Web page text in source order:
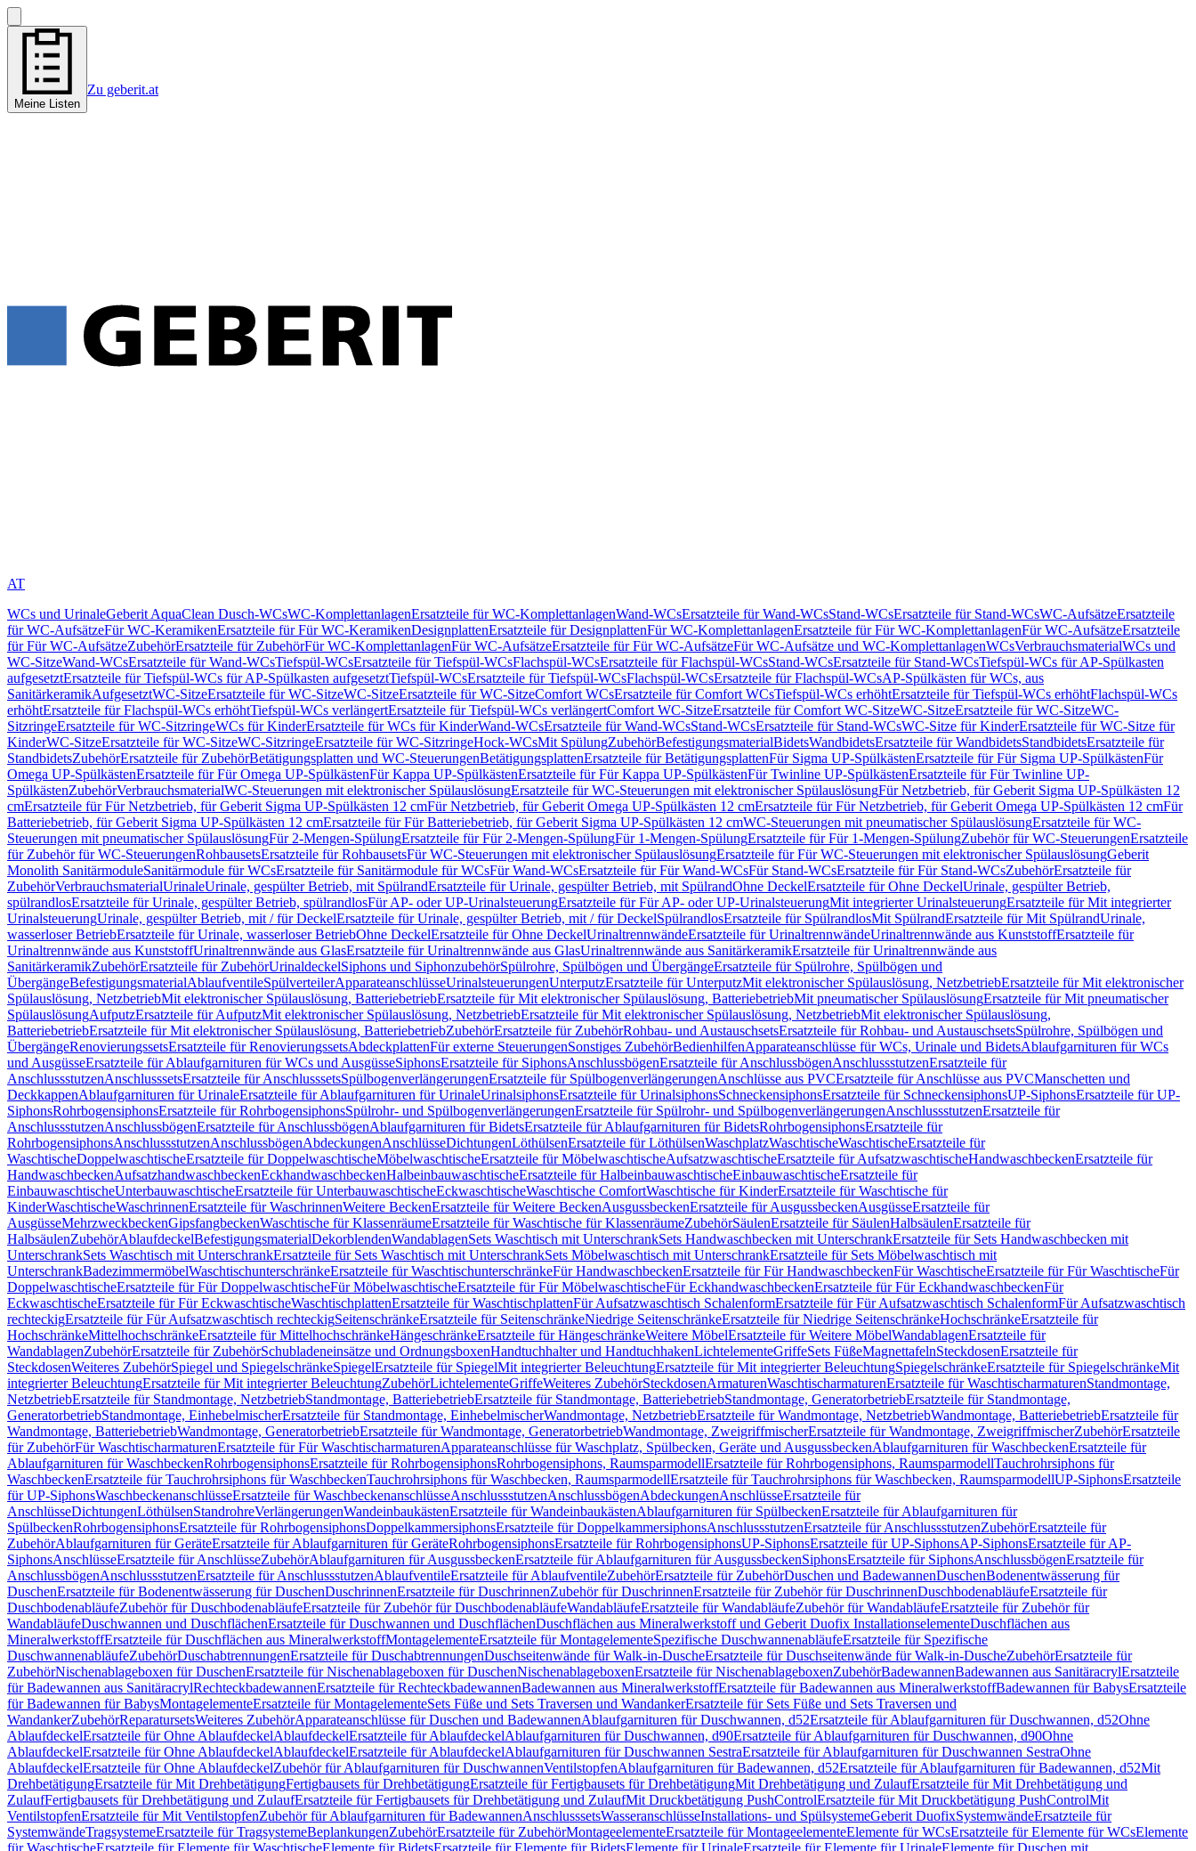
Meine Listen
Zu geberit.at
AT
WCs und UrinaleGeberit AquaClean Dusch-WCsWC-KomplettanlagenErsatzteile für WC-KomplettanlagenWand-WCsErsatzteile für Wand-WCsStand-WCsErsatzteile für Stand-WCsWC-AufsätzeErsatzteile
für WC-AufsätzeFür WC-KeramikenErsatzteile für Für WC-KeramikenDesignplattenErsatzteile für DesignplattenFür WC-KomplettanlagenErsatzteile für Für WC-KomplettanlagenFür WC-AufsätzeErsatzteile
für Für WC-AufsätzeZubehörErsatzteile für ZubehörFür WC-KomplettanlagenFür WC-AufsätzeErsatzteile für Für WC-AufsätzeFür WC-Aufsätze und WC-KomplettanlagenWCsVerbrauchsmaterialWCs und
WC-SitzeWand-WCsErsatzteile für Wand-WCsTiefspül-WCsErsatzteile für Tiefspül-WCsFlachspül-WCsErsatzteile für Flachspül-WCsStand-WCsErsatzteile für Stand-WCsTiefspül-WCs für AP-Spülkasten
aufgesetztErsatzteile für Tiefspül-WCs für AP-Spülkasten aufgesetztTiefspül-WCsErsatzteile für Tiefspül-WCsFlachspül-WCsErsatzteile für Flachspül-WCsAP-Spülkästen für WCs, aus
SanitärkeramikAufgesetztWC-SitzeErsatzteile für WC-SitzeWC-SitzeErsatzteile für WC-SitzeComfort WCsErsatzteile für Comfort WCsTiefspül-WCs erhöhtErsatzteile für Tiefspül-WCs erhöhtFlachspül-WCs
erhöhtErsatzteile für Flachspül-WCs erhöhtTiefspül-WCs verlängertErsatzteile für Tiefspül-WCs verlängertComfort WC-SitzeErsatzteile für Comfort WC-SitzeWC-SitzeErsatzteile für WC-SitzeWC-
SitzringeErsatzteile für WC-SitzringeWCs für KinderErsatzteile für WCs für KinderWand-WCsErsatzteile für Wand-WCsStand-WCsErsatzteile für Stand-WCsWC-Sitze für KinderErsatzteile für WC-Sitze für
KinderWC-SitzeErsatzteile für WC-SitzeWC-SitzringeErsatzteile für WC-SitzringeHock-WCsMit SpülungZubehörBefestigungsmaterialBidetsWandbidetsErsatzteile für WandbidetsStandbidetsErsatzteile für
StandbidetsZubehörErsatzteile für ZubehörBetätigungsplatten und WC-SteuerungenBetätigungsplattenErsatzteile für BetätigungsplattenFür Sigma UP-SpülkästenErsatzteile für Für Sigma UP-SpülkästenFür
Omega UP-SpülkästenErsatzteile für Für Omega UP-SpülkästenFür Kappa UP-SpülkästenErsatzteile für Für Kappa UP-SpülkästenFür Twinline UP-SpülkästenErsatzteile für Für Twinline UP-
SpülkästenZubehörVerbrauchsmaterialWC-Steuerungen mit elektronischer SpülauslösungErsatzteile für WC-Steuerungen mit elektronischer SpülauslösungFür Netzbetrieb, für Geberit Sigma UP-Spülkästen 12
cmErsatzteile für Für Netzbetrieb, für Geberit Sigma UP-Spülkästen 12 cmFür Netzbetrieb, für Geberit Omega UP-Spülkästen 12 cmErsatzteile für Für Netzbetrieb, für Geberit Omega UP-Spülkästen 12 cmFür
Batteriebetrieb, für Geberit Sigma UP-Spülkästen 12 cmErsatzteile für Für Batteriebetrieb, für Geberit Sigma UP-Spülkästen 12 cmWC-Steuerungen mit pneumatischer SpülauslösungErsatzteile für WC-
Steuerungen mit pneumatischer SpülauslösungFür 2-Mengen-SpülungErsatzteile für Für 2-Mengen-SpülungFür 1-Mengen-SpülungErsatzteile für Für 1-Mengen-SpülungZubehör für WC-SteuerungenErsatzteile
für Zubehör für WC-SteuerungenRohbausetsErsatzteile für RohbausetsFür WC-Steuerungen mit elektronischer SpülauslösungErsatzteile für Für WC-Steuerungen mit elektronischer SpülauslösungGeberit
Monolith SanitärmoduleSanitärmodule für WCsErsatzteile für Sanitärmodule für WCsFür Wand-WCsErsatzteile für Für Wand-WCsFür Stand-WCsErsatzteile für Für Stand-WCsZubehörErsatzteile für
ZubehörVerbrauchsmaterialUrinaleUrinale, gespülter Betrieb, mit SpülrandErsatzteile für Urinale, gespülter Betrieb, mit SpülrandOhne DeckelErsatzteile für Ohne DeckelUrinale, gespülter Betrieb,
spülrandlosErsatzteile für Urinale, gespülter Betrieb, spülrandlosFür AP- oder UP-UrinalsteuerungErsatzteile für Für AP- oder UP-UrinalsteuerungMit integrierter UrinalsteuerungErsatzteile für Mit integrierter
UrinalsteuerungUrinale, gespülter Betrieb, mit / für DeckelErsatzteile für Urinale, gespülter Betrieb, mit / für DeckelSpülrandlosErsatzteile für SpülrandlosMit SpülrandErsatzteile für Mit SpülrandUrinale,
wasserloser BetriebErsatzteile für Urinale, wasserloser BetriebOhne DeckelErsatzteile für Ohne DeckelUrinaltrennwändeErsatzteile für UrinaltrennwändeUrinaltrennwände aus KunststoffErsatzteile für
Urinaltrennwände aus KunststoffUrinaltrennwände aus GlasErsatzteile für Urinaltrennwände aus GlasUrinaltrennwände aus SanitärkeramikErsatzteile für Urinaltrennwände aus
SanitärkeramikZubehörErsatzteile für ZubehörUrinaldeckelSiphons und SiphonzubehörSpülrohre, Spülbögen und ÜbergängeErsatzteile für Spülrohre, Spülbögen und
ÜbergängeBefestigungsmaterialAblaufventileSpülverteilerApparateanschlüsseUrinalsteuerungenUnterputzErsatzteile für UnterputzMit elektronischer Spülauslösung, NetzbetriebErsatzteile für Mit elektronischer
Spülauslösung, NetzbetriebMit elektronischer Spülauslösung, BatteriebetriebErsatzteile für Mit elektronischer Spülauslösung, BatteriebetriebMit pneumatischer SpülauslösungErsatzteile für Mit pneumatischer
SpülauslösungAufputzErsatzteile für AufputzMit elektronischer Spülauslösung, NetzbetriebErsatzteile für Mit elektronischer Spülauslösung, NetzbetriebMit elektronischer Spülauslösung,
BatteriebetriebErsatzteile für Mit elektronischer Spülauslösung, BatteriebetriebZubehörErsatzteile für ZubehörRohbau- und AustauschsetsErsatzteile für Rohbau- und AustauschsetsSpülrohre, Spülbögen und
ÜbergängeRenovierungssetsErsatzteile für RenovierungssetsAbdeckplattenFür externe SteuerungenSonstiges ZubehörBedienhilfenApparateanschlüsse für WCs, Urinale und BidetsAblaufgarnituren für WCs
und AusgüsseErsatzteile für Ablaufgarnituren für WCs und AusgüsseSiphonsErsatzteile für SiphonsAnschlussbögenErsatzteile für AnschlussbögenAnschlussstutzenErsatzteile für
AnschlussstutzenAnschlusssetsErsatzteile für AnschlusssetsSpülbogenverlängerungenErsatzteile für SpülbogenverlängerungenAnschlüsse aus PVCErsatzteile für Anschlüsse aus PVCManschetten und
DeckkappenAblaufgarnituren für UrinaleErsatzteile für Ablaufgarnituren für UrinaleUrinalsiphonsErsatzteile für UrinalsiphonsSchneckensiphonsErsatzteile für SchneckensiphonsUP-SiphonsErsatzteile für UP-
SiphonsRohrbogensiphonsErsatzteile für RohrbogensiphonsSpülrohr- und SpülbogenverlängerungenErsatzteile für Spülrohr- und SpülbogenverlängerungenAnschlussstutzenErsatzteile für
AnschlussstutzenAnschlussbögenErsatzteile für AnschlussbögenAblaufgarnituren für BidetsErsatzteile für Ablaufgarnituren für BidetsRohrbogensiphonsErsatzteile für
RohrbogensiphonsAnschlussstutzenAnschlussbögenAbdeckungenAnschlüsseDichtungenLöthülsenErsatzteile für LöthülsenWaschplatzWaschtischeWaschtischeErsatzteile für
WaschtischeDoppelwaschtischeErsatzteile für DoppelwaschtischeMöbelwaschtischeErsatzteile für MöbelwaschtischeAufsatzwaschtischeErsatzteile für AufsatzwaschtischeHandwaschbeckenErsatzteile für
HandwaschbeckenAufsatzhandwaschbeckenEckhandwaschbeckenHalbeinbauwaschtischeErsatzteile für HalbeinbauwaschtischeEinbauwaschtischeErsatzteile für
EinbauwaschtischeUnterbauwaschtischeErsatzteile für UnterbauwaschtischeEckwaschtischeWaschtische ComfortWaschtische für KinderErsatzteile für Waschtische für
KinderWaschtischeWaschrinnenErsatzteile für WaschrinnenWeitere BeckenErsatzteile für Weitere BeckenAusgussbeckenErsatzteile für AusgussbeckenAusgüsseErsatzteile für
AusgüsseMehrzweckbeckenGipsfangbeckenWaschtische für KlassenräumeErsatzteile für Waschtische für KlassenräumeZubehörSäulenErsatzteile für SäulenHalbsäulenErsatzteile für
HalbsäulenZubehörAblaufdeckelBefestigungsmaterialDekorblendenWandablagenSets Waschtisch mit UnterschrankSets Handwaschbecken mit UnterschrankErsatzteile für Sets Handwaschbecken mit
UnterschrankSets Waschtisch mit UnterschrankErsatzteile für Sets Waschtisch mit UnterschrankSets Möbelwaschtisch mit UnterschrankErsatzteile für Sets Möbelwaschtisch mit
UnterschrankBadezimmermöbelWaschtischunterschränkeErsatzteile für WaschtischunterschränkeFür HandwaschbeckenErsatzteile für Für HandwaschbeckenFür WaschtischeErsatzteile für Für WaschtischeFür
DoppelwaschtischeErsatzteile für Für DoppelwaschtischeFür MöbelwaschtischeErsatzteile für Für MöbelwaschtischeFür EckhandwaschbeckenErsatzteile für Für EckhandwaschbeckenFür
EckwaschtischeErsatzteile für Für EckwaschtischeWaschtischplattenErsatzteile für WaschtischplattenFür Aufsatzwaschtisch SchalenformErsatzteile für Für Aufsatzwaschtisch SchalenformFür Aufsatzwaschtisch
rechteckigErsatzteile für Für Aufsatzwaschtisch rechteckigSeitenschränkeErsatzteile für SeitenschränkeNiedrige SeitenschränkeErsatzteile für Niedrige SeitenschränkeHochschränkeErsatzteile für
HochschränkeMittelhochschränkeErsatzteile für MittelhochschränkeHängeschränkeErsatzteile für HängeschränkeWeitere MöbelErsatzteile für Weitere MöbelWandablagenErsatzteile für
WandablagenZubehörErsatzteile für ZubehörSchubladeneinsätze und OrdnungsboxenHandtuchhalter und HandtuchhakenLichtelementeGriffeSets FüßeMagnettafelnSteckdosenErsatzteile für
SteckdosenWeiteres ZubehörSpiegel und SpiegelschränkeSpiegelErsatzteile für SpiegelMit integrierter BeleuchtungErsatzteile für Mit integrierter BeleuchtungSpiegelschränkeErsatzteile für SpiegelschränkeMit
integrierter BeleuchtungErsatzteile für Mit integrierter BeleuchtungZubehörLichtelementeGriffeWeiteres ZubehörSteckdosenArmaturenWaschtischarmaturenErsatzteile für WaschtischarmaturenStandmontage,
NetzbetriebErsatzteile für Standmontage, NetzbetriebStandmontage, BatteriebetriebErsatzteile für Standmontage, BatteriebetriebStandmontage, GeneratorbetriebErsatzteile für Standmontage,
GeneratorbetriebStandmontage, EinhebelmischerErsatzteile für Standmontage, EinhebelmischerWandmontage, NetzbetriebErsatzteile für Wandmontage, NetzbetriebWandmontage, BatteriebetriebErsatzteile für
Wandmontage, BatteriebetriebWandmontage, GeneratorbetriebErsatzteile für Wandmontage, GeneratorbetriebWandmontage, ZweigriffmischerErsatzteile für Wandmontage, ZweigriffmischerZubehörErsatzteile
für ZubehörFür WaschtischarmaturenErsatzteile für Für WaschtischarmaturenApparateanschlüsse für Waschplatz, Spülbecken, Geräte und AusgussbeckenAblaufgarnituren für WaschbeckenErsatzteile für
Ablaufgarnituren für WaschbeckenRohrbogensiphonsErsatzteile für RohrbogensiphonsRohrbogensiphons, RaumsparmodellErsatzteile für Rohrbogensiphons, RaumsparmodellTauchrohrsiphons für
WaschbeckenErsatzteile für Tauchrohrsiphons für WaschbeckenTauchrohrsiphons für Waschbecken, RaumsparmodellErsatzteile für Tauchrohrsiphons für Waschbecken, RaumsparmodellUP-SiphonsErsatzteile
für UP-SiphonsWaschbeckenanschlüsseErsatzteile für WaschbeckenanschlüsseAnschlussstutzenAnschlussbögenAbdeckungenAnschlüsseErsatzteile für
AnschlüsseDichtungenLöthülsenStandrohreVerlängerungenWandeinbaukästenErsatzteile für WandeinbaukästenAblaufgarnituren für SpülbeckenErsatzteile für Ablaufgarnituren für
SpülbeckenRohrbogensiphonsErsatzteile für RohrbogensiphonsDoppelkammersiphonsErsatzteile für DoppelkammersiphonsAnschlussstutzenErsatzteile für AnschlussstutzenZubehörErsatzteile für
ZubehörAblaufgarnituren für GeräteErsatzteile für Ablaufgarnituren für GeräteRohrbogensiphonsErsatzteile für RohrbogensiphonsUP-SiphonsErsatzteile für UP-SiphonsAP-SiphonsErsatzteile für AP-
SiphonsAnschlüsseErsatzteile für AnschlüsseZubehörAblaufgarnituren für AusgussbeckenErsatzteile für Ablaufgarnituren für AusgussbeckenSiphonsErsatzteile für SiphonsAnschlussbögenErsatzteile für
AnschlussbögenAnschlussstutzenErsatzteile für AnschlussstutzenAblaufventileErsatzteile für AblaufventileZubehörErsatzteile für ZubehörDuschen und BadewannenDuschenBodenentwässerung für
DuschenErsatzteile für Bodenentwässerung für DuschenDuschrinnenErsatzteile für DuschrinnenZubehör für DuschrinnenErsatzteile für Zubehör für DuschrinnenDuschbodenabläufeErsatzteile für
DuschbodenabläufeZubehör für DuschbodenabläufeErsatzteile für Zubehör für DuschbodenabläufeWandabläufeErsatzteile für WandabläufeZubehör für WandabläufeErsatzteile für Zubehör für
WandabläufeDuschwannen und DuschflächenErsatzteile für Duschwannen und DuschflächenDuschflächen aus Mineralwerkstoff und Geberit Duofix InstallationselementeDuschflächen aus
MineralwerkstoffErsatzteile für Duschflächen aus MineralwerkstoffMontagelementeErsatzteile für MontagelementeSpezifische DuschwannenabläufeErsatzteile für Spezifische
DuschwannenabläufeZubehörDuschabtrennungenErsatzteile für DuschabtrennungenDuschseitenwände für Walk-in-DuscheErsatzteile für Duschseitenwände für Walk-in-DuscheZubehörErsatzteile für
ZubehörNischenablageboxen für DuschenErsatzteile für Nischenablageboxen für DuschenNischenablageboxenErsatzteile für NischenablageboxenZubehörBadewannenBadewannen aus SanitäracrylErsatzteile
für Badewannen aus SanitäracrylRechteckbadewannenErsatzteile für RechteckbadewannenBadewannen aus MineralwerkstoffErsatzteile für Badewannen aus MineralwerkstoffBadewannen für BabysErsatzteile
für Badewannen für BabysMontagelementeErsatzteile für MontagelementeSets Füße und Sets Traversen und WandankerErsatzteile für Sets Füße und Sets Traversen und
WandankerZubehörReparatursetsWeiteres ZubehörApparateanschlüsse für Duschen und BadewannenAblaufgarnituren für Duschwannen, d52Ersatzteile für Ablaufgarnituren für Duschwannen, d52Ohne
AblaufdeckelErsatzteile für Ohne AblaufdeckelAblaufdeckelErsatzteile für AblaufdeckelAblaufgarnituren für Duschwannen, d90Ersatzteile für Ablaufgarnituren für Duschwannen, d90Ohne
AblaufdeckelErsatzteile für Ohne AblaufdeckelAblaufdeckelErsatzteile für AblaufdeckelAblaufgarnituren für Duschwannen SestraErsatzteile für Ablaufgarnituren für Duschwannen SestraOhne
AblaufdeckelErsatzteile für Ohne AblaufdeckelZubehör für Ablaufgarnituren für DuschwannenVentilstopfenAblaufgarnituren für Badewannen, d52Ersatzteile für Ablaufgarnituren für Badewannen, d52Mit
DrehbetätigungErsatzteile für Mit DrehbetätigungFertigbausets für DrehbetätigungErsatzteile für Fertigbausets für DrehbetätigungMit Drehbetätigung und ZulaufErsatzteile für Mit Drehbetätigung und
ZulaufFertigbausets für Drehbetätigung und ZulaufErsatzteile für Fertigbausets für Drehbetätigung und ZulaufMit Druckbetätigung PushControlErsatzteile für Mit Druckbetätigung PushControlMit
VentilstopfenErsatzteile für Mit VentilstopfenZubehör für Ablaufgarnituren für BadewannenAnschlusssetsWasseranschlüsseInstallations- und SpülsystemeGeberit DuofixSystemwändeErsatzteile für
SystemwändeTragsystemeErsatzteile für TragsystemeBeplankungenZubehörErsatzteile für ZubehörMontageelementeErsatzteile für MontageelementeElemente für WCsErsatzteile für Elemente für WCsElemente
für WaschtischeErsatzteile für Elemente für WaschtischeElemente für BidetsErsatzteile für Elemente für BidetsElemente für UrinaleErsatzteile für Elemente für UrinaleElemente für Duschen mit